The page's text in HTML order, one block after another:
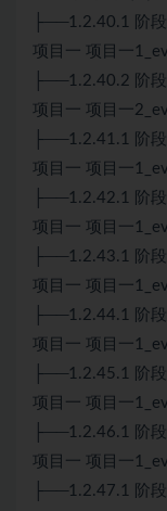
├──1.2.40.1 阶
项目一 项目一
├──1.2.40.2 阶
项目一 项目一
├──1.2.41.1 阶
项目一 项目一
├──1.2.42.1 阶
项目一 项目一
├──1.2.43.1 阶
项目一 项目一
├──1.2.44.1 阶
项目一 项目一
├──1.2.45.1 阶
项目一 项目一
├──1.2.46.1 阶
项目一 项目一
├──1.2.47.1 阶